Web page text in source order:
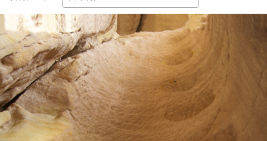
言
語
を
変
え
る
し
い
タ
ブ
で
開
く）